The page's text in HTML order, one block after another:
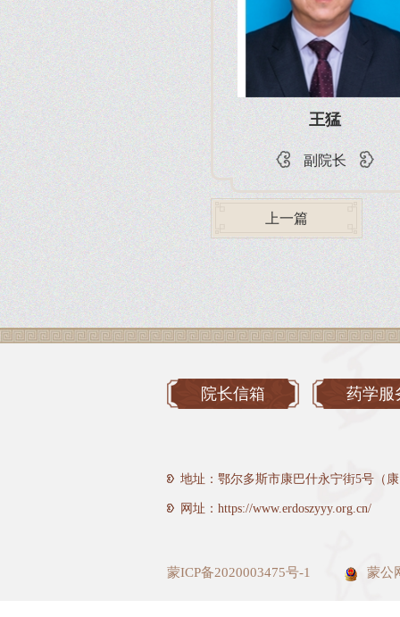
王猛
副院长
上一篇
院长信箱 药学服
地址：鄂尔多斯市康巴什永宁街5号（
网址：https://www.erdoszyyy.org.cn/
蒙ICP备2020003475号-1 蒙公